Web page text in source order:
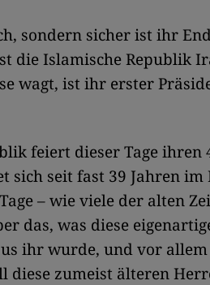
sondern sicher ist ihr
die Islamische Republik
wagt, ist ihr erster
feiert dieser Tage
sich seit fast 39 Jahren im
– wie viele der alten
das, was diese
ihr wurde, und vor
diese zumeist älteren